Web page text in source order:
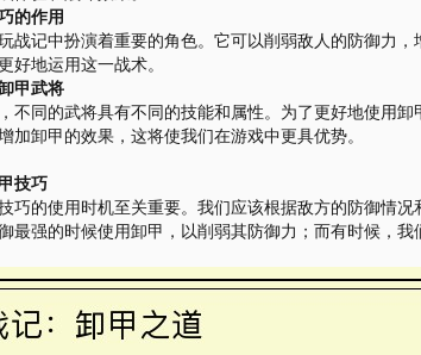
的作用
战记中扮演着重要的角色。它可以削弱敌人的防御力
好地运用这一战术。
甲武将
不同的武将具有不同的技能和属性。为了更好地使用
加卸甲的效果，这将使我们在游戏中更具优势。
技巧
巧的使用时机至关重要。我们应该根据敌方的防御情
最强的时候使用卸甲，以削弱其防御力；而有时候，